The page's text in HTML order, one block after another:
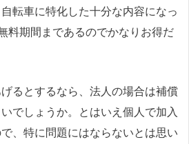
転車に特化した十分な内容になっ
料期間まであるのでかなりお得だ
るとするなら、法人の場合は補償
でしょうか。とはいえ個人で加入
、特に問題にはならないとは思い